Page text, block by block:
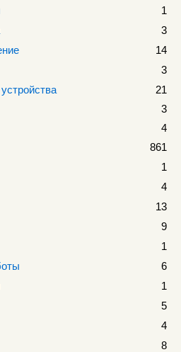
1
3
14
3
21
3
4
861
1
4
13
9
1
6
1
5
4
8